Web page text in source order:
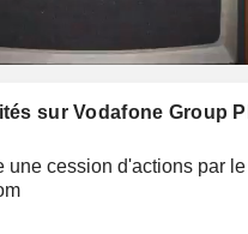
sur Vodafone Group
une cession d'actions par